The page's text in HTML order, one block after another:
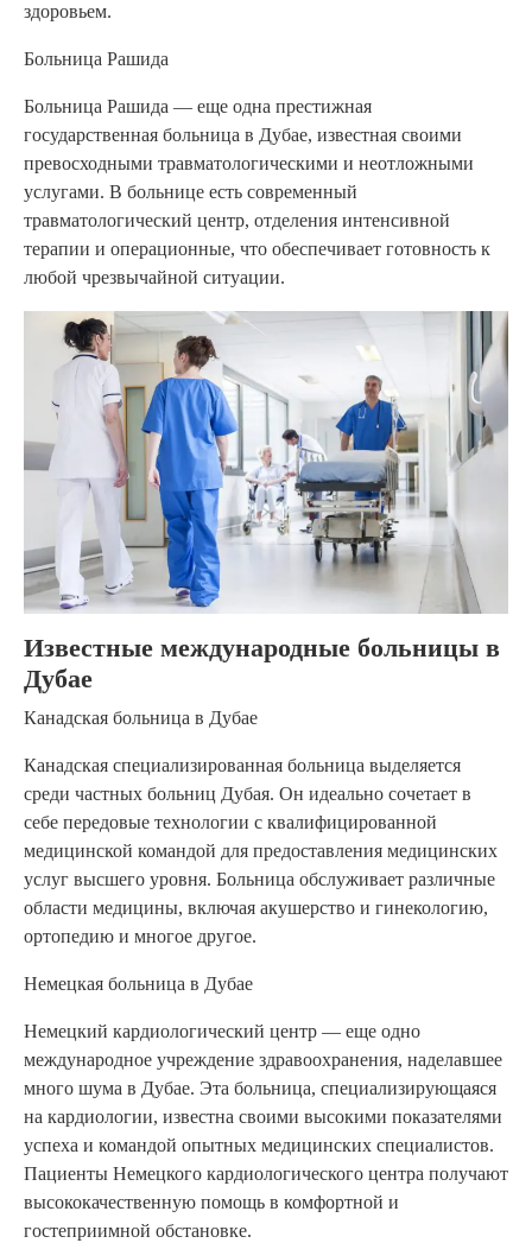
здоровьем.
Больница Рашида
Больница Рашида — еще одна престижная
государственная больница в Дубае, известная своими
превосходными травматологическими и неотложными
услугами. В больнице есть современный
травматологический центр, отделения интенсивной
терапии и операционные, что обеспечивает готовность к
любой чрезвычайной ситуации.
Известные международные больницы в
Дубае
Канадская больница в Дубае
Канадская специализированная больница выделяется
среди частных больниц Дубая. Он идеально сочетает в
себе передовые технологии с квалифицированной
медицинской командой для предоставления медицинских
услуг высшего уровня. Больница обслуживает различные
области медицины, включая акушерство и гинекологию,
ортопедию и многое другое.
Немецкая больница в Дубае
Немецкий кардиологический центр — еще одно
международное учреждение здравоохранения, наделавшее
много шума в Дубае. Эта больница, специализирующаяся
на кардиологии, известна своими высокими показателями
успеха и командой опытных медицинских специалистов.
Пациенты Немецкого кардиологического центра получают
высококачественную помощь в комфортной и
гостеприимной обстановке.